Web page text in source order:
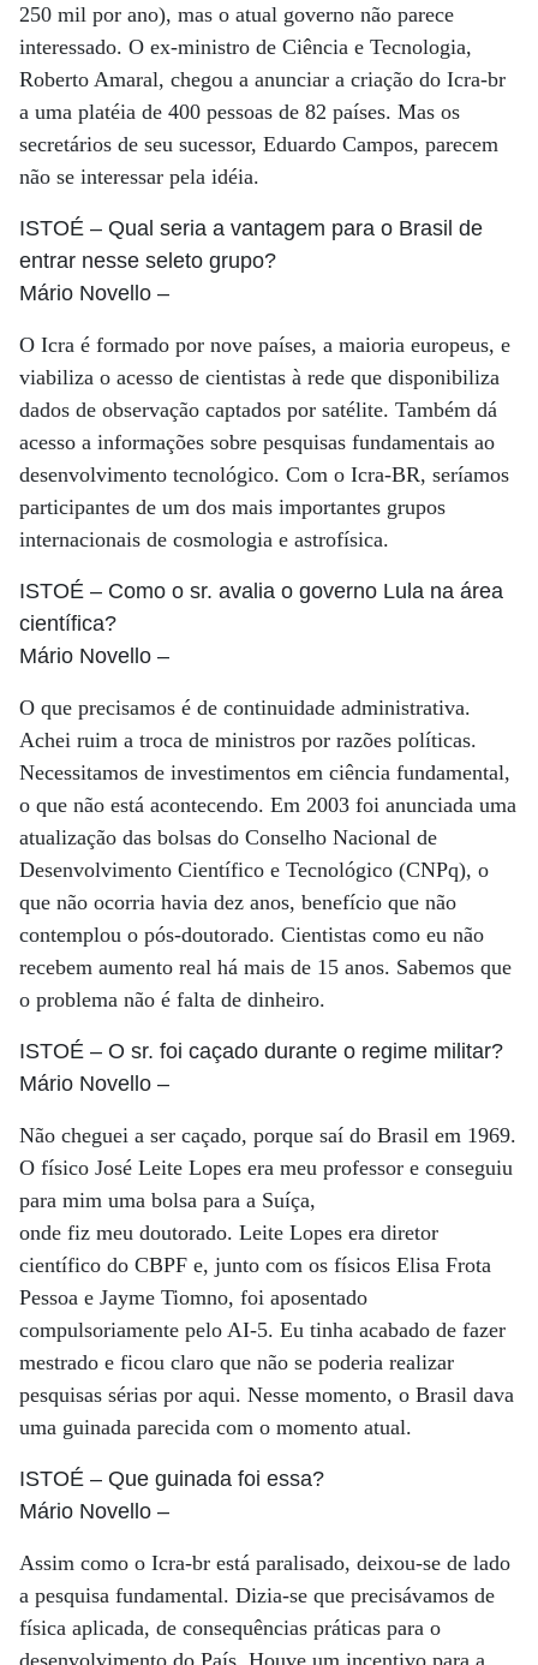
250 mil por ano), mas o atual governo não parece
interessado. O ex-ministro de Ciência e Tecnologia,
Roberto Amaral, chegou a anunciar a criação do Icra-br
a uma platéia de 400 pessoas de 82 países. Mas os
secretários de seu sucessor, Eduardo Campos, parecem
não se interessar pela idéia.
ISTOÉ – Qual seria a vantagem para o Brasil de
entrar nesse seleto grupo?
Mário Novello –
O Icra é formado por nove países, a maioria europeus, e
viabiliza o acesso de cientistas à rede que disponibiliza
dados de observação captados por satélite. Também dá
acesso a informações sobre pesquisas fundamentais ao
desenvolvimento tecnológico. Com o Icra-BR, seríamos
participantes de um dos mais importantes grupos
internacionais de cosmologia e astrofísica.
ISTOÉ – Como o sr. avalia o governo Lula na área
científica?
Mário Novello –
O que precisamos é de continuidade administrativa.
Achei ruim a troca de ministros por razões políticas.
Necessitamos de investimentos em ciência fundamental,
o que não está acontecendo. Em 2003 foi anunciada uma
atualização das bolsas do Conselho Nacional de
Desenvolvimento Científico e Tecnológico (CNPq), o
que não ocorria havia dez anos, benefício que não
contemplou o pós-doutorado. Cientistas como eu não
recebem aumento real há mais de 15 anos. Sabemos que
o problema não é falta de dinheiro.
ISTOÉ – O sr. foi caçado durante o regime militar?
Mário Novello –
Não cheguei a ser caçado, porque saí do Brasil em 1969.
O físico José Leite Lopes era meu professor e conseguiu
para mim uma bolsa para a Suíça,
onde fiz meu doutorado. Leite Lopes era diretor
científico do CBPF e, junto com os físicos Elisa Frota
Pessoa e Jayme Tiomno, foi aposentado
compulsoriamente pelo AI-5. Eu tinha acabado de fazer
mestrado e ficou claro que não se poderia realizar
pesquisas sérias por aqui. Nesse momento, o Brasil dava
uma guinada parecida com o momento atual.
ISTOÉ – Que guinada foi essa?
Mário Novello –
Assim como o Icra-br está paralisado, deixou-se de lado
a pesquisa fundamental. Dizia-se que precisávamos de
física aplicada, de consequências práticas para o
desenvolvimento do País. Houve um incentivo para a